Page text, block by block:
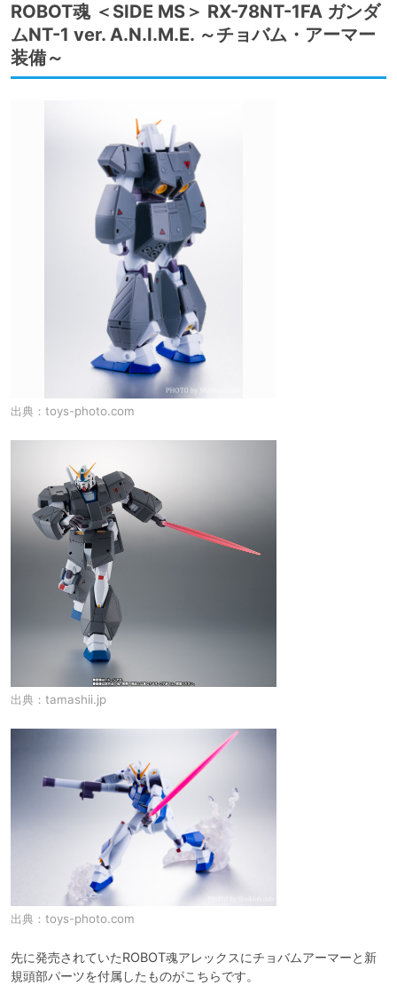
ROBOT魂 ＜SIDE MS＞ RX-78NT-1FA ガンダ
ムNT-1 ver. A.N.I.M.E. ～チョバム・アーマー
装備～
出典： toys-photo.com
出典： tamashii.jp
出典： toys-photo.com
先に発売されていたROBOT魂アレックスにチョバムアーマーと新
規頭部パーツを付属したものがこちらです。